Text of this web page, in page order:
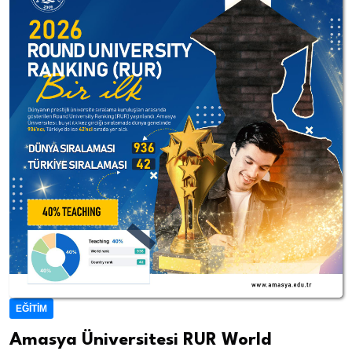
EĞITIM
Amasya Üniversitesi RUR World